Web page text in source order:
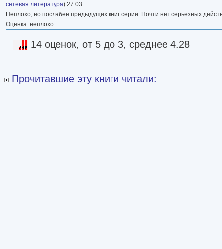
сетевая литература) 27 03
Неплохо, но послабее предыдущих книг серии. Почти нет серьезных
Оценка: неплохо
14 оценок, от 5 до 3, среднее 4.28
Прочитавшие эту книги читали: